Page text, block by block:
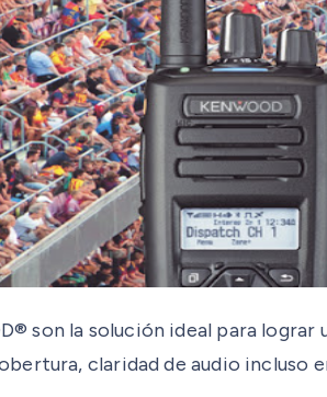
son la solución ideal para
claridad de audio incluso